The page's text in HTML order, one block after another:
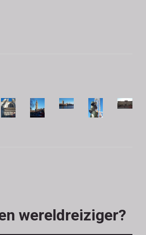
wereldreiziger?